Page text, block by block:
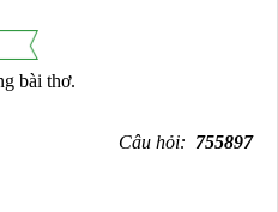
bài thơ.
Câu hỏi: 755897